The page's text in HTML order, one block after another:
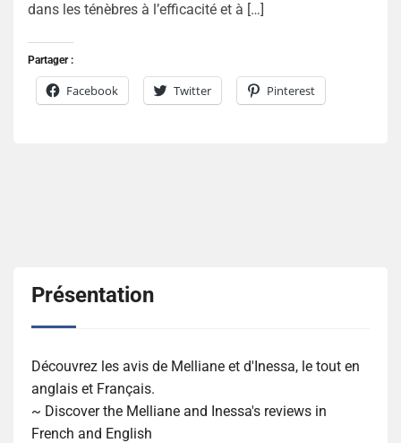
dans les ténèbres à l’efficacité et à […]
Partager :
Facebook Twitter Pinterest
Présentation
Découvrez les avis de Melliane et d'Inessa, le tout en
anglais et Français.
~ Discover the Melliane and Inessa's reviews in
French and English